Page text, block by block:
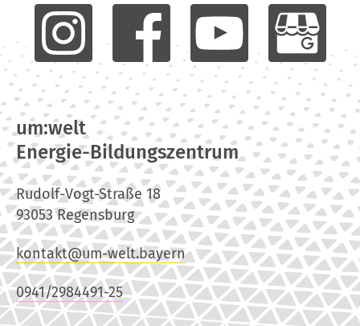
um:welt
Energie-Bildungszentrum
Rudolf-Vogt-Straße 18
93053 Regensburg
kontakt@um-welt.bayern
0941/2984491-25